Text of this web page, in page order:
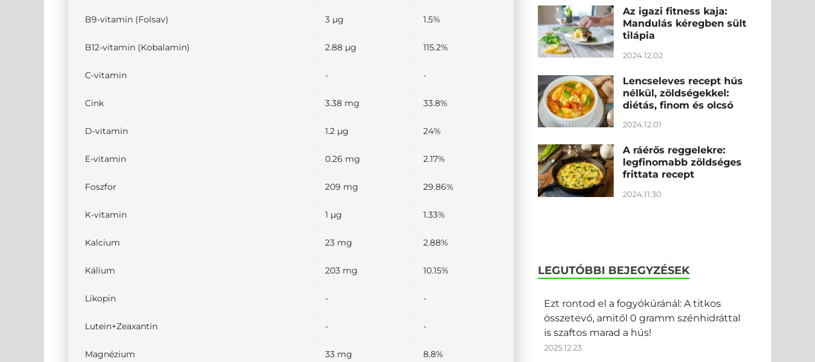
B9-vitamin (Folsav) 3 µg 1.5%
B12-vitamin (Kobalamin) 2.88 µg 115.2%
C-vitamin - -
Cink 3.38 mg 33.8%
D-vitamin 1.2 µg 24%
E-vitamin 0.26 mg 2.17%
Foszfor 209 mg 29.86%
K-vitamin 1 µg 1.33%
Kalcium 23 mg 2.88%
Kálium 203 mg 10.15%
Likopin - -
Lutein+Zeaxantin - -
Magnézium 33 mg 8.8%
Az igazi fitness kaja:
Mandulás kéregben sült
tilápia
2024.12.02
Lencseleves recept hús
nélkül, zöldségekkel:
diétás, finom és olcsó
2024.12.01
A ráérős reggelekre:
legfinomabb zöldséges
frittata recept
2024.11.30
LEGUTÓBBI BEJEGYZÉSEK
Ezt rontod el a fogyókúránál: A titkos
összetevő, amitől 0 gramm szénhidráttal
is szaftos marad a hús!
2025.12.23